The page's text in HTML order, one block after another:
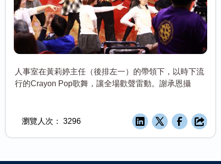
人事室在黃莉婷主任（後排左一）的帶領下，以時下流
行的Crayon Pop歌舞，讓全場歡聲雷動。謝承恩攝
瀏覽人次： 3296